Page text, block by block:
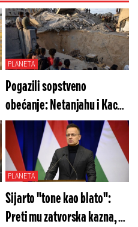
PLANETA
Pogazili sopstveno
obećanje: Netanjahu i Kac
tajno odobrili plan za Gazu
PLANETA
Sijarto "tone kao blato":
Preti mu zatvorska kazna, a